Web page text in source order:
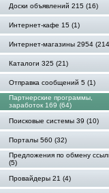
Доски объявлений 215 (16)
Интернет-кафе 15 (1)
Интернет-магазины 2954
Каталоги 325 (21)
Отправка сообщений 5 (1)
Партнерские программы,
заработок 169 (64)
Поисковые системы 39 (10)
Порталы 560 (32)
Предложения по обмену
(5)
Провайдеры 21 (4)